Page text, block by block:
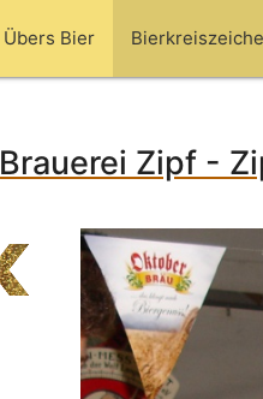
Übers Bier
Brauerei Zipf -